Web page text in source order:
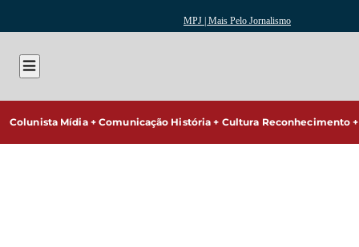
MPJ | Mais Pelo Jornalismo
Colunista Mídia + Comunicação História + Cultura Reconhecimento